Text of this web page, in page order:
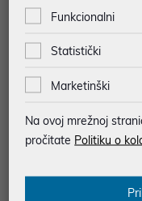
Dodaj u favorite
najam za pravne osobe
Vidi detalje
Funkcionalni
Statistički
Marketinški
Na ovoj mrežnoj
pročitate Politiku o